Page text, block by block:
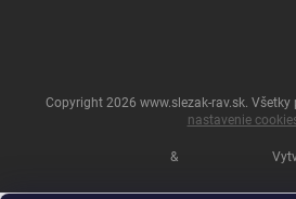
&
Copyright 2026 www.slezak-rav.sk. Všetky
nastavenie